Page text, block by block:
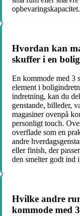
opbevaringskapacitet.
Hvordan kan
skuffer i en
En kommode med 3
element i
indretning, kan du
genstande, billeder,
magasiner ovenpå
personligt touch.
overflade som en
andre
eller finish, der
den smelter godt ind
Hvilke andre
kommode med